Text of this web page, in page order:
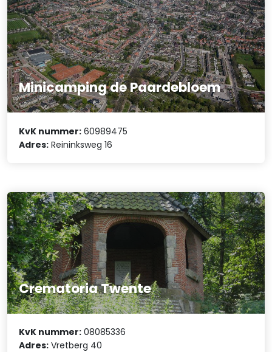
Minicamping de Paardebloem
KvK nummer: 60989475
Adres: Reininksweg 16
Crematoria Twente
KvK nummer: 08085336
Adres: Vretberg 40